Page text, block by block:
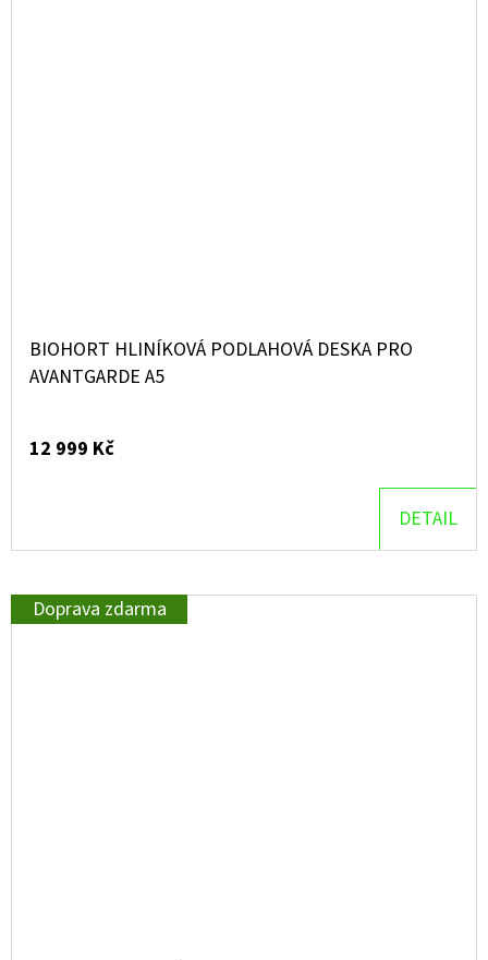
BIOHORT HLINÍKOVÁ PODLAHOVÁ DESKA PRO
AVANTGARDE A5
12 999 Kč
DETAIL
Doprava zdarma